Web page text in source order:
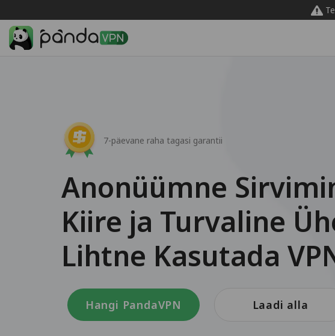
7-päevane raha tagasi garantii
Anonüümne
Kiire ja Turvaline
Lihtne Kasutada
Hangi PandaVPN Laadi alla